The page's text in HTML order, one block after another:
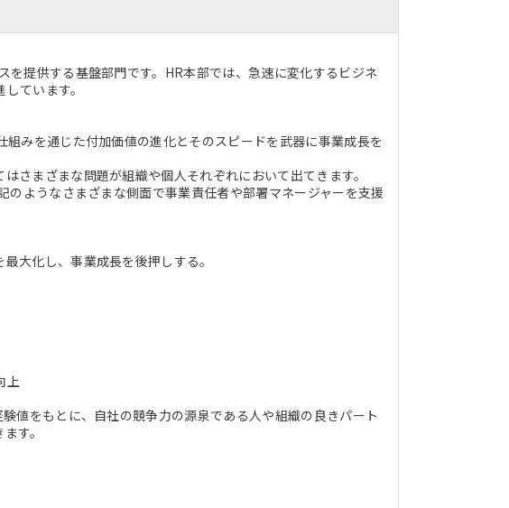
提供する基盤部門です。HR本部では、急速に変化するビジネ
ています。
みを通じた付加価値の進化とそのスピードを武器に事業成長を
さまざまな問題が組織や個人それぞれにおいて出てきます。
ようなさまざまな側面で事業責任者や部署マネージャーを支援
大化し、事業成長を後押しする。
上
値をもとに、自社の競争力の源泉である人や組織の良きパート
す。